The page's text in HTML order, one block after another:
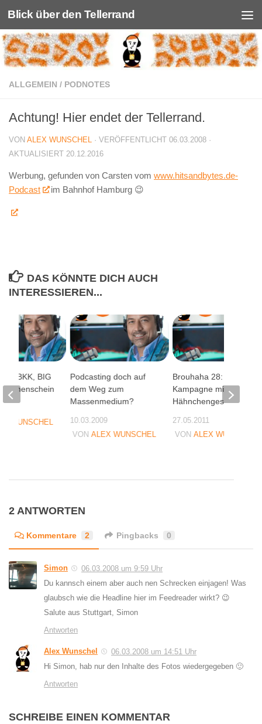
Unter dem Inhalt
Blick über den Tellerrand
ALLGEMEIN / PODNOTES
Achtung! Hier endet der Tellerrand.
VON ALEX WUNSCHEL · VERÖFFENTLICHT 06.03.2008 ·
AKTUALISIERT 20.12.2016
Werbung, gefunden von Carsten vom www.hitsandbytes.de-
Podcast
im Bahnhof Hamburg 😉
DAS KÖNNTE DICH AUCH
INTERESSIEREN...
Podcasting doch auf
dem Weg zum
Massenmedium?
10.03.2009
VON ALEX WUNSCHEL
Brouhaha 28: Pril-
Kampagne mit
Hähnchengeschmack
27.05.2011
VONALEX WUNSCHEL
auf BKK, BIG
WUNSCHEL
2 ANTWORTEN
Kommentare 2 Pingbacks 0
Simon
06.03.2008 um 9:59 Uhr
Du kannsch einem aber auch nen Schrecken einjagen! Was
glaubsch wie die Headline hier im Feedreader wirkt? 😉
Salute aus Stuttgart, Simon
Antworten
Alex Wunschel
06.03.2008 um 14:51 Uhr
Hi Simon, hab nur den Inhalte des Fotos wiedergegeben 🙂
Antworten
SCHREIBE EINEN KOMMENTAR